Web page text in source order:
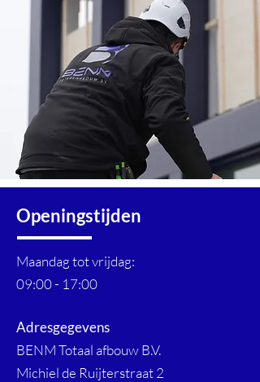
Openingstijden
Maandag tot vrijdag:
09:00 - 17:00
Adresgegevens
BENM Totaal afbouw B.V.
Michiel de Ruijterstraat 2